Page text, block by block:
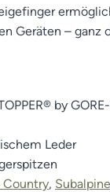
Geräten – ganz
by
Leder
Country, Subalpine